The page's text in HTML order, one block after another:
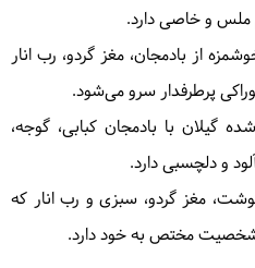
ملس و خاصی دارد.
از بادمجان، مغز گردو، رب انار
پرطرفدار سرو می‌شود.
گیلان با بادمجان کبابی، گوجه،
و دلچسبی دارد.
مغز گردو، سبزی و رب انار که
مختص به خود دارد.